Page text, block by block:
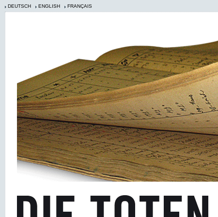
DEUTSCH ENGLISH FRANÇAIS